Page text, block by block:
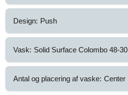
Design: Push
Vask: Solid Surface Colombo 48-30
Antal og placering af vaske: Center